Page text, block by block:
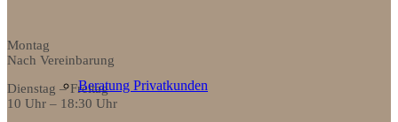
Beratung Privatkunden
Montag
Nach Vereinbarung
Dienstag – Freitag
10 Uhr – 18:30 Uhr